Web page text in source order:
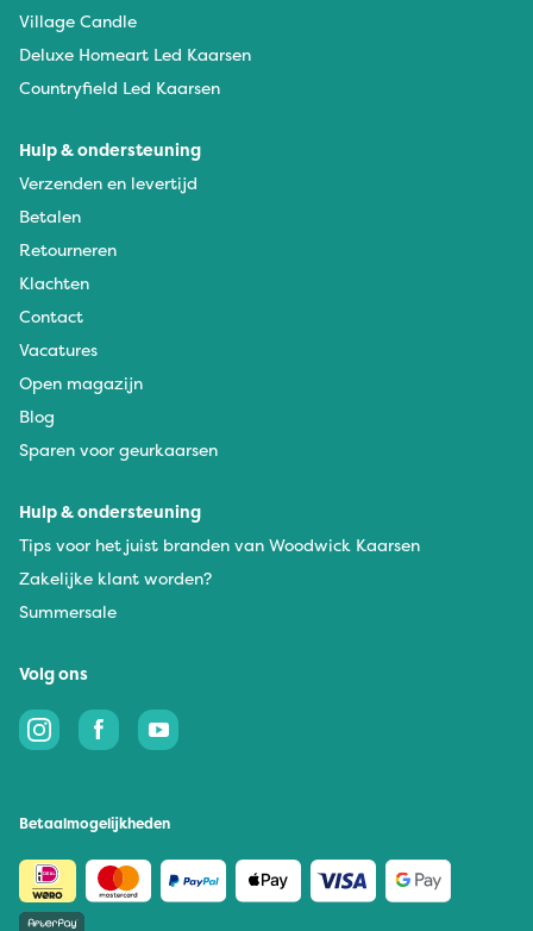
Village Candle
Deluxe Homeart Led Kaarsen
Countryfield Led Kaarsen
Hulp & ondersteuning
Verzenden en levertijd
Betalen
Retourneren
Klachten
Contact
Vacatures
Open magazijn
Blog
Sparen voor geurkaarsen
Hulp & ondersteuning
Tips voor het juist branden van Woodwick Kaarsen
Zakelijke klant worden?
Summersale
Volg ons
Betaalmogelijkheden